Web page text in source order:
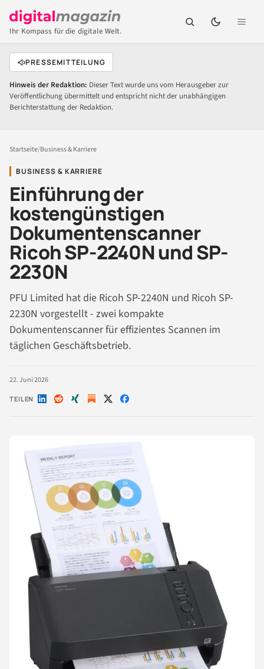
Ihr Kompass für die digitale Welt.
PRESSEMITTEILUNG
Hinweis der Redaktion: Dieser Text wurde uns vom Herausgeber zur
Veröffentlichung übermittelt und entspricht nicht der unabhängigen
Berichterstattung der Redaktion.
Startseite/Business & Karriere
BUSINESS & KARRIERE
Einführung der
kostengünstigen
Dokumentenscanner
Ricoh SP-2240N und SP-
2230N
PFU Limited hat die Ricoh SP-2240N und Ricoh SP-
2230N vorgestellt - zwei kompakte
Dokumentenscanner für effizientes Scannen im
täglichen Geschäftsbetrieb.
22. Juni 2026
TEILEN Auf Auf Auf Auf Auf